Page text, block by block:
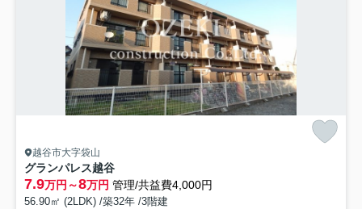
越谷市大字袋山
グランパレス越谷
7.9万円～8万円 管理/共益費4,000円
56.90㎡ (2LDK) /築32年 /3階建